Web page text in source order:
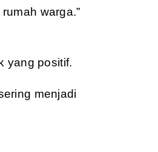
warga.”
yang positif.
menjadi